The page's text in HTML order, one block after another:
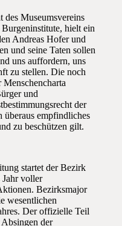
des Museumsvereins
hielt ein
Andreas Hofer und
und seine Taten sollen
uns auffordern, uns
zu stellen. Die noch
und
der
überaus empfindliches
zu beschützen gilt.
startet der Bezirk
Jahr voller
Bezirksmajor
wesentlichen
Der offizielle Teil
Absingen der